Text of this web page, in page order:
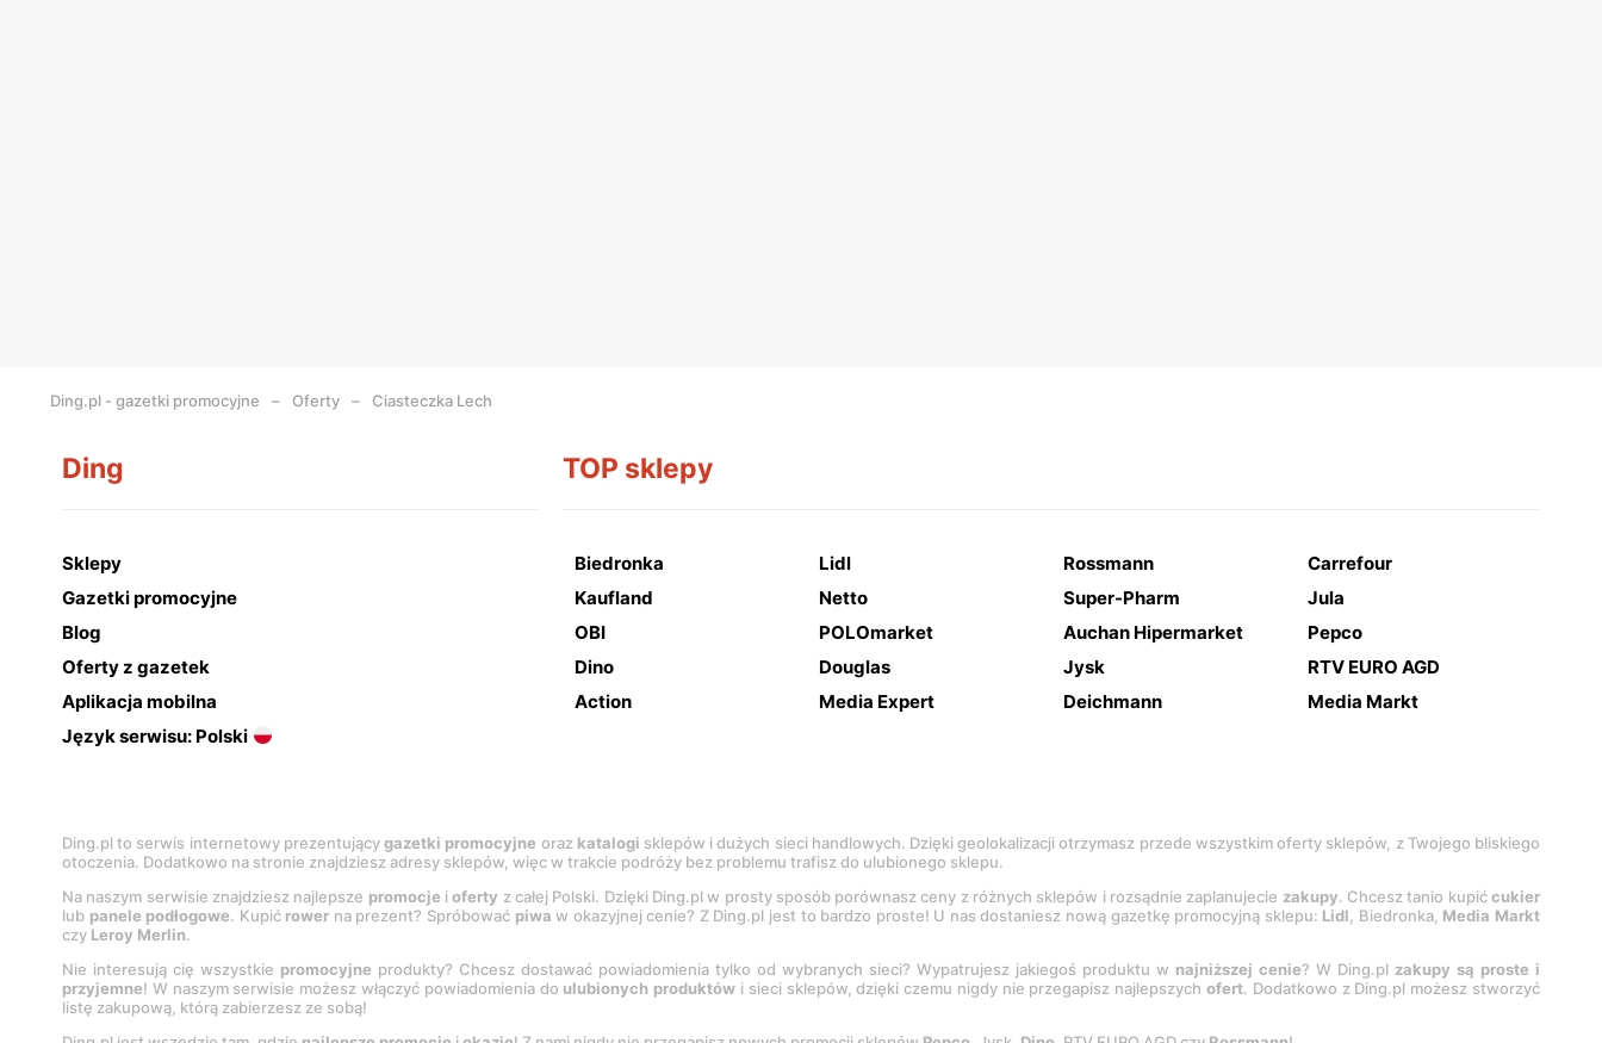
Ding.pl - gazetki promocyjne Oferty Ciasteczka Lech
Ding
Sklepy
Gazetki promocyjne
Blog
Oferty z gazetek
Aplikacja mobilna
Język serwisu: Polski
TOP sklepy
Biedronka Lidl Rossmann
Carrefour
Kaufland
Netto Super-Pharm
Jula
OBI
POLOmarket Auchan Hipermarket
Pepco
Dino
Douglas Jysk
RTV EURO AGD
Action
Media Expert Deichmann Media Markt
Ding.pl to serwis internetowy prezentującygazetki promocyjne oraz katalogi sklepów i dużych sieci handlowych. Dzięki geolokalizacji otrzymasz przede wszystkim oferty sklepów, z Twojego bliskiego
otoczenia. Dodatkowo na stronie znajdziesz adresy sklepów, więc w trakcie podróży bez problemu trafisz do ulubionego sklepu.
Na naszym serwisie znajdziesz najlepsze promocje ioferty z całej Polski. Dzięki Ding.pl w prosty sposób porównasz ceny z różnych sklepów i rozsądnie zaplanujecie zakupy. Chcesz tanio kupićcukier
lub panele podłogowe. Kupić rower na prezent? Spróbować piwa w okazyjnej cenie? Z Ding.pl jest to bardzo proste! U nas dostaniesz nową gazetkę promocyjną sklepu: Lidl, Biedronka, Media Markt
czy Leroy Merlin.
Nie interesują cię wszystkie promocyjne produkty? Chcesz dostawać powiadomienia tylko od wybranych sieci? Wypatrujesz jakiegoś produktu w najniższej cenie? W Ding.pl zakupy są proste i
przyjemne! W naszym serwisie możesz włączyć powiadomienia do ulubionych produktów i sieci sklepów, dzięki czemu nigdy nie przegapisz najlepszychofert. Dodatkowo z Ding.pl możesz stworzyć
listę zakupową, którą zabierzesz ze sobą!